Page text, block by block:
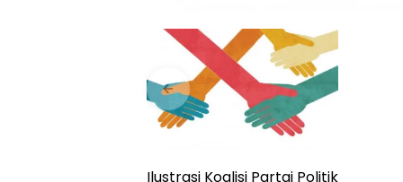
Ilustrasi Koalisi Partai Politik